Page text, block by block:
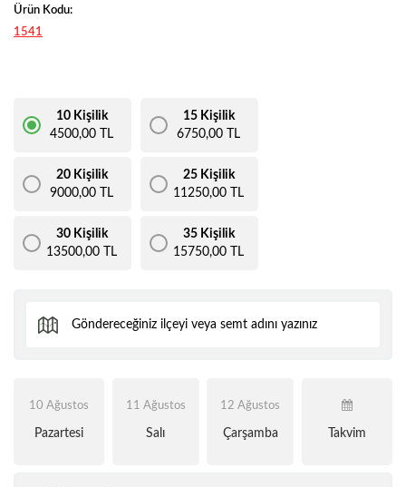
Ürün Kodu:
1541
10 Kişilik
4500,00 TL
15 Kişilik
6750,00 TL
20 Kişilik
9000,00 TL
25 Kişilik
11250,00 TL
30 Kişilik
13500,00 TL
35 Kişilik
15750,00 TL
10 Ağustos
Pazartesi
11 Ağustos
Salı
12 Ağustos
Çarşamba Takvim